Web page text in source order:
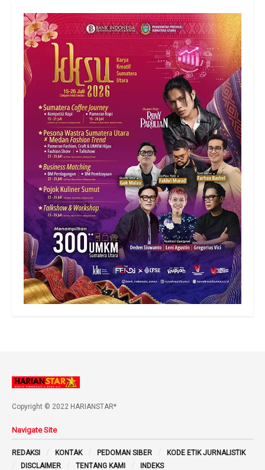
Copyright © 2022 HARIANSTAR*
Navigate Site
REDAKSI KONTAK PEDOMAN SIBER
KODE ETIK JURNALISTIK
DISCLAIMER
TENTANG KAMI INDEKS